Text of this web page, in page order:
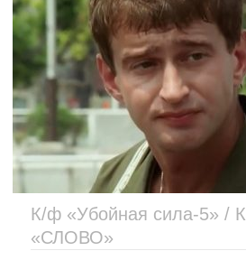
К/ф «Убойная сила-5» /
«СЛОВО»